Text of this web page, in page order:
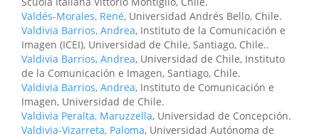
Valdés-Morales, René, Universidad Andrés Bello, Chile.
Valdivia Barrios, Andrea, Instituto de la Comunicación e
Imagen (ICEI), Universidad de Chile, Santiago, Chile..
Valdivia Barrios, Andrea, Universidad de Chile, Instituto
de la Comunicación e Imagen, Santiago, Chile.
Valdivia Barrios, Andrea, Instituto de Comunicación e
Imagen, Universidad de Chile.
Valdivia Peralta, Maruzzella, Universidad de Concepción.
Valdivia-Vizarreta, Paloma, Universidad Autónoma de